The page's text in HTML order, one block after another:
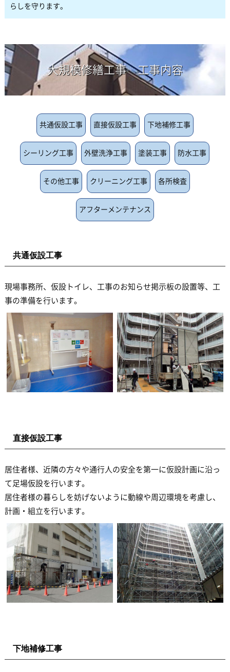
らしを守ります。
大規模修繕工事 工事内容
共通仮設工事 直接仮設工事 下地補修工事
シーリング工事 外壁洗浄工事 塗装工事 防水工事
その他工事 クリーニング工事 各所検査
アフターメンテナンス
共通仮設工事
現場事務所、仮設トイレ、工事のお知らせ掲示板の設置等、工
事の準備を行います。
直接仮設工事
居住者様、近隣の方々や通行人の安全を第一に仮設計画に沿っ
て足場仮設を行います。
居住者様の暮らしを妨げないように動線や周辺環境を考慮し、
計画・組立を行います。
下地補修工事